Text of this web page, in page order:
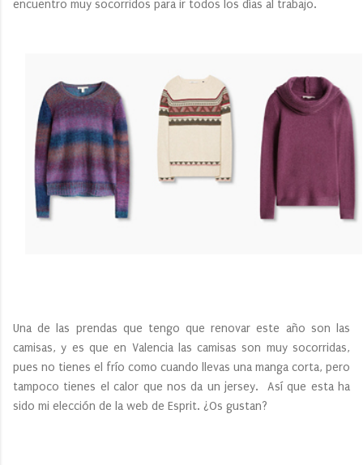
encuentro muy socorridos para ir todos los días al trabajo.
Una de las prendas que tengo que renovar este año son las
camisas, y es que en Valencia las camisas son muy socorridas,
pues no tienes el frío como cuando llevas una manga corta, pero
tampoco tienes el calor que nos da un jersey. Así que esta ha
sido mi elección de la web de Esprit. ¿Os gustan?